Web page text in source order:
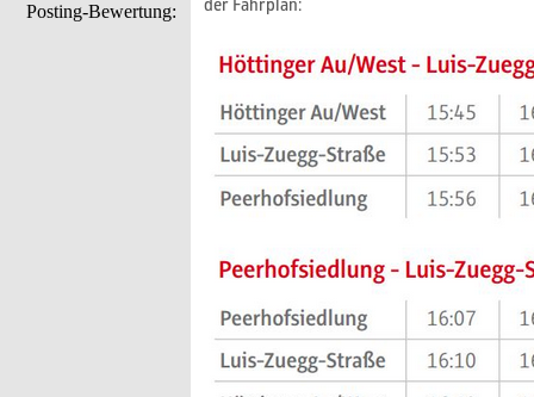
Posting-Bewertung: